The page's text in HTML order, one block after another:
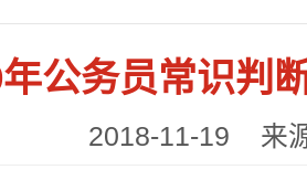
公务员常识判
2018-11-19 来